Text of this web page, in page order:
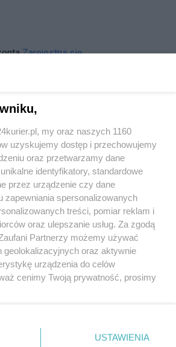
Zarejestruj się
Kurier Szczeciński sp. z o.o.
my oraz naszych 1160
uzyskujemy dostęp i przechowujemy
oraz przetwarzamy dane
identyfikatory, standardowe
przez urządzenie czy dane
zapewniania spersonalizowanych
treści, pomiar reklam i
oraz ulepszanie usług. Za zgodą
Partnerzy możemy używać
geolokalizacyjnych oraz aktywnie
urządzenia do celów
cenimy Twoją prywatność, prosimy
się w lewym dolnym rogu strony
przetwarzania danych nie wymagają
USTAWIENIA